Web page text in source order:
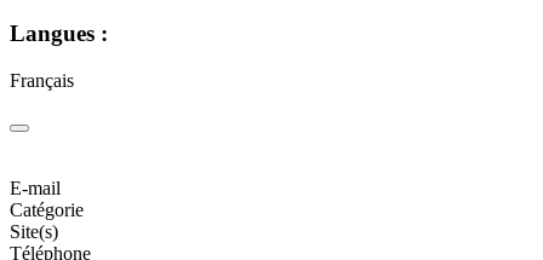
Langues :
Français
E-mail
Catégorie
Site(s)
Téléphone